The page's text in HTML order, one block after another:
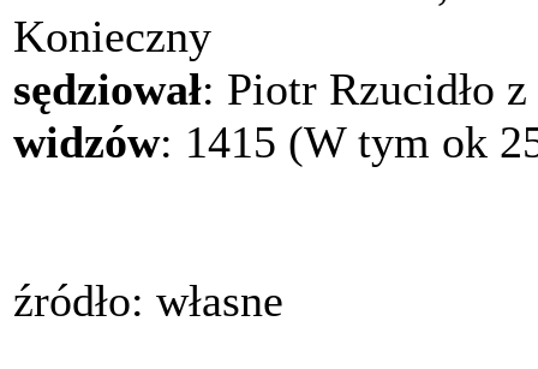
Konieczny
sędziował: Piotr Rzucidło
widzów: 1415 (W tym ok
źródło: własne